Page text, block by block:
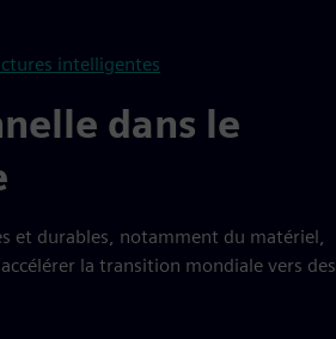
intelligentes
dans le
et durables, notamment du matériel,
la transition mondiale vers des